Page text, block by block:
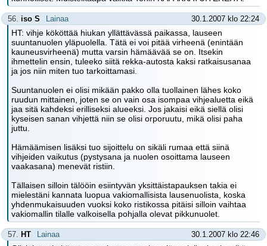
56. iso S Lainaa 30.1.2007 klo 22:24
HT: vihje kököttää hiukan yllättävässä paikassa, lauseen
suuntanuolen yläpuolella. Tätä ei voi pitää virheenä (enintään
kauneusvirheenä) mutta varsin hämäävää se on. Itsekin
ihmettelin ensin, tuleeko siitä rekka-autosta kaksi ratkaisusanaa
ja jos niin miten tuo tarkoittamasi.
Suuntanuolen ei olisi mikään pakko olla tuollainen lähes koko
ruudun mittainen, joten se on vain osa isompaa vihjealuetta eikä
jaa sitä kahdeksi erilliseksi alueeksi. Jos jakaisi eikä siellä olisi
kyseisen sanan vihjettä niin se olisi orporuutu, mikä olisi paha
juttu.
Hämäämisen lisäksi tuo sijoittelu on sikäli rumaa että siinä
vihjeiden vaikutus (pystysana ja nuolen osoittama lauseen
vaakasana) menevät ristiin.
Tällaisen silloin tälööin esiintyvän yksittäistapauksen takia ei
mielestäni kannata luopua vakiomallisista lausenuolista, koska
yhdenmukaisuuden vuoksi koko ristikossa pitäisi silloin vaihtaa
vakiomallin tilalle valkoisella pohjalla olevat pikkunuolet.
57. HT Lainaa 30.1.2007 klo 22:46